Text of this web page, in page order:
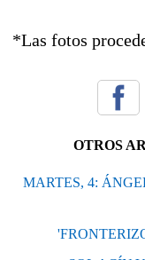
*Las fotos
OTROS
MARTES, 4: